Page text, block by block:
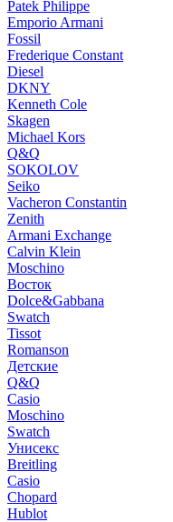
Patek Philippe
Emporio Armani
Fossil
Frederique Constant
Diesel
DKNY
Kenneth Cole
Skagen
Michael Kors
Q&Q
SOKOLOV
Seiko
Vacheron Constantin
Zenith
Armani Exchange
Calvin Klein
Moschino
Восток
Dolce&Gabbana
Swatch
Tissot
Romanson
Детские
Q&Q
Casio
Moschino
Swatch
Унисекс
Breitling
Casio
Chopard
Hublot